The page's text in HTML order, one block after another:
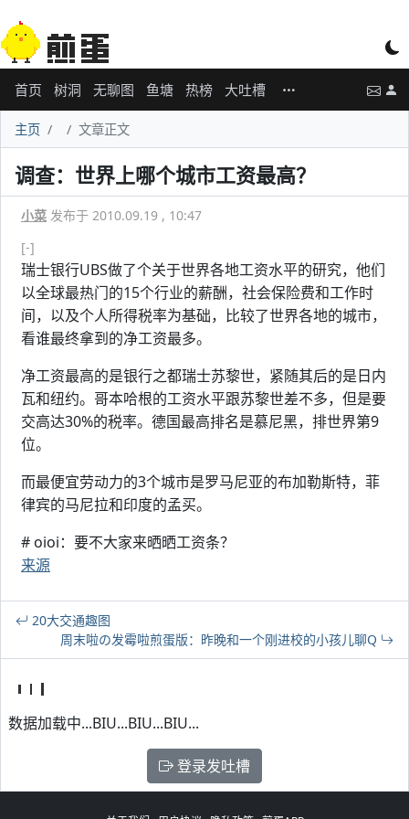
首页 树洞 无聊图 鱼塘 热榜 大吐槽
主页 文章正文
调查：世界上哪个城市工资最高？
小菜 发布于 2010.09.19 , 10:47
[-]
瑞士银行UBS做了个关于世界各地工资水平的研究，他们
以全球最热门的15个行业的薪酬，社会保险费和工作时
间，以及个人所得税率为基础，比较了世界各地的城市，
看谁最终拿到的净工资最多。
净工资最高的是银行之都瑞士苏黎世，紧随其后的是日内
瓦和纽约。哥本哈根的工资水平跟苏黎世差不多，但是要
交高达30%的税率。德国最高排名是慕尼黑，排世界第9
位。
而最便宜劳动力的3个城市是罗马尼亚的布加勒斯特，菲
律宾的马尼拉和印度的孟买。
# oioi：要不大家来晒晒工资条？
来源
20大交通趣图
周末啦の发霉啦煎蛋版：昨晚和一个刚进校的小孩儿聊Q
数据加载中...BIU...BIU...BIU...
登录发吐槽